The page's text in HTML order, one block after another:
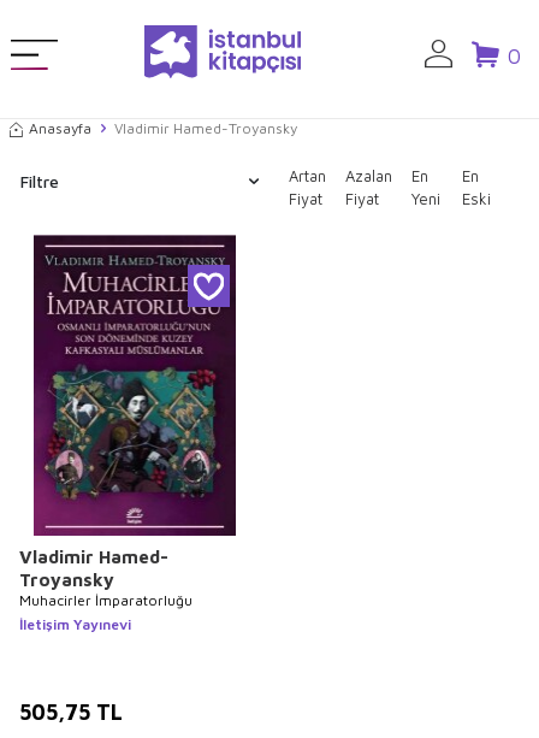
0
Anasayfa Vladimir Hamed-Troyansky
Filtre
Artan
Fiyat
Azalan
Fiyat
En
Yeni
En
Eski
Vladimir Hamed-
Troyansky
Muhacirler İmparatorluğu
İletişim Yayınevi
505,75 TL